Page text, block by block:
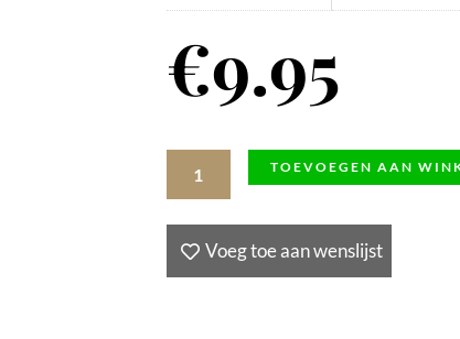
€9.95
Jenares
Bodegas
TOEVOEGEN AAN
Voeg toe aan wenslijst